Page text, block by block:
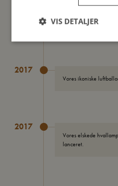
Vi modtager GOTS-
2017
Vores ikoniske
2017
Vores elskede
lanceret.
VIS DETALJER